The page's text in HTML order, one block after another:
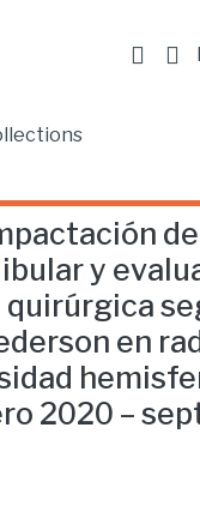
y
en
2020 –